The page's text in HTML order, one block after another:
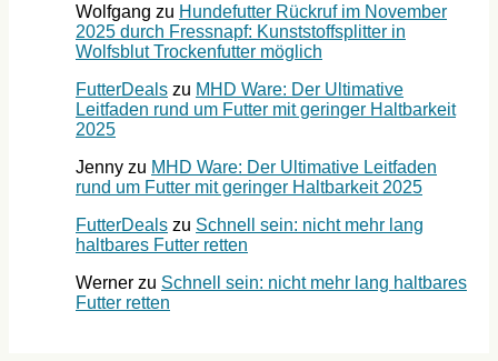
Wolfgang zu Hundefutter Rückruf im November
2025 durch Fressnapf: Kunststoffsplitter in
Wolfsblut Trockenfutter möglich
FutterDeals zu MHD Ware: Der Ultimative
Leitfaden rund um Futter mit geringer Haltbarkeit
2025
Jenny zu MHD Ware: Der Ultimative Leitfaden
rund um Futter mit geringer Haltbarkeit 2025
FutterDeals zu Schnell sein: nicht mehr lang
haltbares Futter retten
Werner zu Schnell sein: nicht mehr lang haltbares
Futter retten